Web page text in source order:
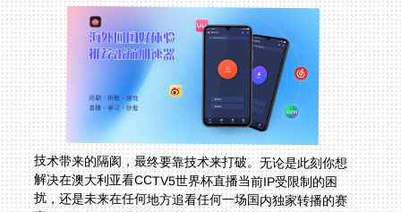
技术带来的隔阂，最终要靠技术来打破。无论是此刻你想
解决在澳大利亚看CCTV5世界杯直播当前IP受限制的困
扰，还是未来在任何地方追看任何一场国内独家转播的赛
事，一个具备全球智能线路、全平台支持、稳定高速带
宽、安全加密和可靠售后保障的工具，就是你不可或缺的
观赛伙伴。它不仅仅是绕过限制的钥匙，更是将万里之外
的家乡赛场，原汁原味呈现在你眼前的桥梁。现在，你可
以重新打开那个熟悉的App，让等待已久的比赛，和那令